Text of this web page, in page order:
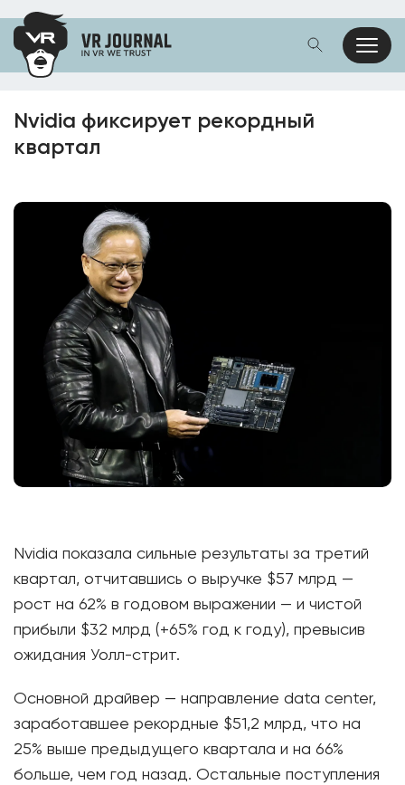
Nvidia фиксирует рекордный
квартал
Nvidia показала сильные результаты за третий
квартал, отчитавшись о выручке $57 млрд —
рост на 62% в годовом выражении — и чистой
прибыли $32 млрд (+65% год к году), превысив
ожидания Уолл-стрит.
Основной драйвер — направление data center,
заработавшее рекордные $51,2 млрд, что на
25% выше предыдущего квартала и на 66%
больше, чем год назад. Остальные поступления